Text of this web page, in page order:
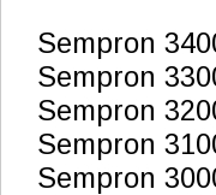
Sempron
Sempron
Sempron
Sempron
Sempron